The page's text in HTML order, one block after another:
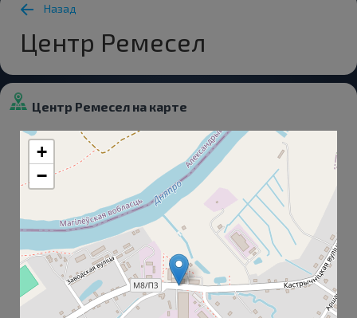
Назад
Центр Ремесел
Центр Ремесел на карте
+
−